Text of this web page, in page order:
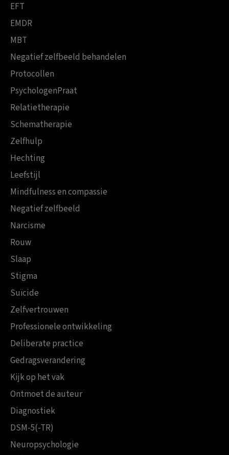
EFT
EMDR
MBT
Negatief zelfbeeld behandelen
Protocollen
PsychologenPraat
Relatietherapie
Schematherapie
Zelfhulp
Hechting
Leefstijl
Mindfulness en compassie
Negatief zelfbeeld
Narcisme
Rouw
Slaap
Stigma
Suïcide
Zelfvertrouwen
Professionele ontwikkeling
Deliberate practice
Gedragsverandering
Kijk op het vak
Ontmoet de auteur
Diagnostiek
DSM-5(-TR)
Neuropsychologie